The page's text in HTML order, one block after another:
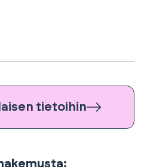
tietoihin